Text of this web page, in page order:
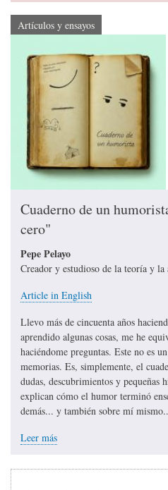
Artículos y ensayos
Cuaderno de un
cero"
Pepe Pelayo
Creador y estudioso de la teoría y
Article in English
Llevo más de cincuenta años
aprendido algunas cosas, me he
haciéndome preguntas. Este no es
memorias. Es, simplemente, el
dudas, descubrimientos y pequeñas
explican cómo el humor terminó
demás... y también sobre mí
Leer más